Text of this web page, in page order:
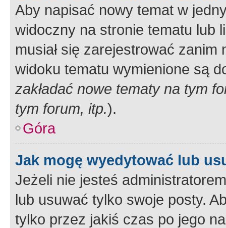
Aby napisać nowy temat w
widoczny na stronie tematu lub
musiał się zarejestrować
widoku tematu wymienione są
zakładać nowe tematy na tym
tym forum, itp.).
Góra
Jak mogę wyedytować lub
Jeżeli nie jesteś
lub usuwać tylko swoje posty.
tylko przez jakiś czas po jego